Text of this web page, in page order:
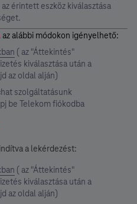
érintett eszköz kiválasztása
az alábbi módokon igényelhető:
( az "Áttekintés"
kiválasztása után a
az oldal alján)
szolgáltatásunk
be Telekom fiókodba
a lekérdezést:
( az "Áttekintés"
kiválasztása után a
az oldal alján)